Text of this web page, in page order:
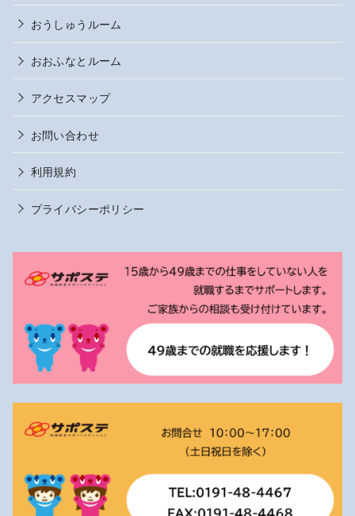
おうしゅうルーム
おおふなとルーム
アクセスマップ
お問い合わせ
利用規約
プライバシーポリシー